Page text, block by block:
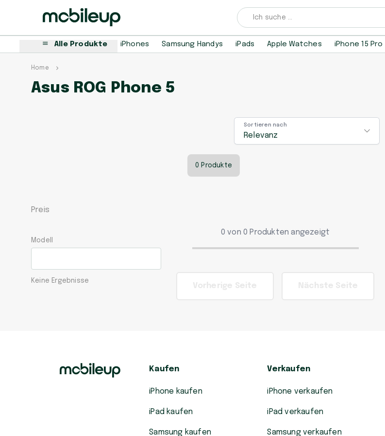
Alle Produkte iPhones Samsung Handys iPads Apple Watches iPhone 15 Pro
Home
Asus ROG Phone 5
Preis
Modell
Keine Ergebnisse
Sortieren nach
Relevanz
0 Produkte
0 von 0 Produkten angezeigt
Kaufen
iPhone kaufen
iPad kaufen
Samsung kaufen
Verkaufen
iPhone verkaufen
iPad verkaufen
Samsung verkaufen